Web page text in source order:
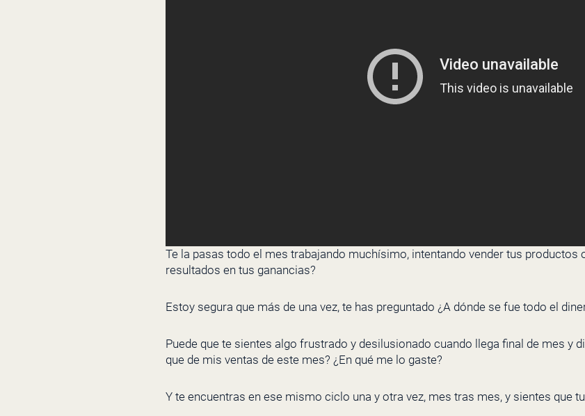
Te la pasas todo el mes trabajando muchísimo, intentando vender tus productos
resultados en tus ganancias?
Estoy segura que más de una vez, te has preguntado ¿A dónde se fue todo el
Puede que te sientes algo frustrado y desilusionado cuando llega final de mes y
que de mis ventas de este mes? ¿En qué me lo gaste?
Y te encuentras en ese mismo ciclo una y otra vez, mes tras mes, y sientes que